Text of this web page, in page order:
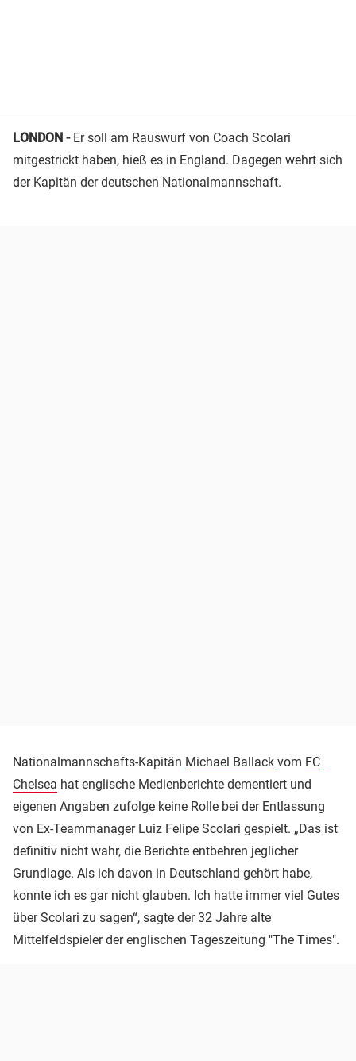
LONDON - Er soll am Rauswurf von Coach Scolari
mitgestrickt haben, hieß es in England. Dagegen wehrt sich
der Kapitän der deutschen Nationalmannschaft.
Nationalmannschafts-Kapitän Michael Ballack vom FC
Chelsea hat englische Medienberichte dementiert und
eigenen Angaben zufolge keine Rolle bei der Entlassung
von Ex-Teammanager Luiz Felipe Scolari gespielt. „Das ist
definitiv nicht wahr, die Berichte entbehren jeglicher
Grundlage. Als ich davon in Deutschland gehört habe,
konnte ich es gar nicht glauben. Ich hatte immer viel Gutes
über Scolari zu sagen“, sagte der 32 Jahre alte
Mittelfeldspieler der englischen Tageszeitung "The Times".